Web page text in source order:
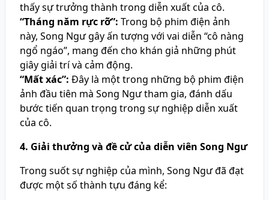
thấy sự trưởng thành trong diễn xuất của cô.
“Tháng năm rực rỡ”: Trong bộ phim điện ảnh
này, Song Ngư gây ấn tượng với vai diễn “cô nàng
ngổ ngáo”, mang đến cho khán giả những phút
giây giải trí và cảm động.
“Mất xác”: Đây là một trong những bộ phim điện
ảnh đầu tiên mà Song Ngư tham gia, đánh dấu
bước tiến quan trọng trong sự nghiệp diễn xuất
của cô.
4. Giải thưởng và đề cử của diễn viên Song Ngư
Trong suốt sự nghiệp của mình, Song Ngư đã đạt
được một số thành tựu đáng kể: